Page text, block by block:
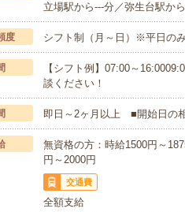
立場駅から---分／弥生台駅か
度 シフト制（月～日）※平日の
【シフト例】07:00～
談ください！
即日～2ヶ月以上 ■開始日の
無資格の方：時給1500円～
円～2000円
交通費
全額支給